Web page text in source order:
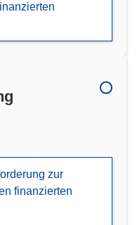
zur
finanzierten